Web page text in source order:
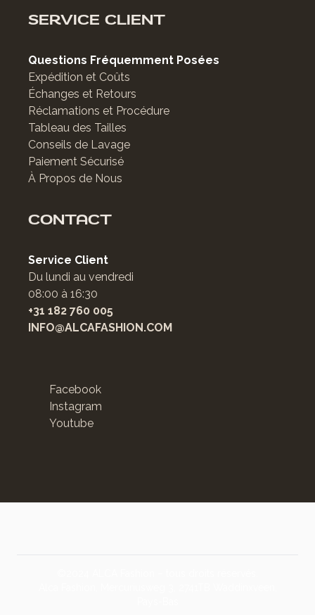
SERVICE CLIENT
Questions Fréquemment Posées
Expédition et Coûts
Échanges et Retours
Réclamations et Procédure
Tableau des Tailles
Conseils de Lavage
Paiement Sécurisé
À Propos de Nous
CONTACT
Service Client
Du lundi au vendredi
08:00 à 16:30
+31 182 760 005
INFO@ALCAFASHION.COM
Facebook
Instagram
Youtube